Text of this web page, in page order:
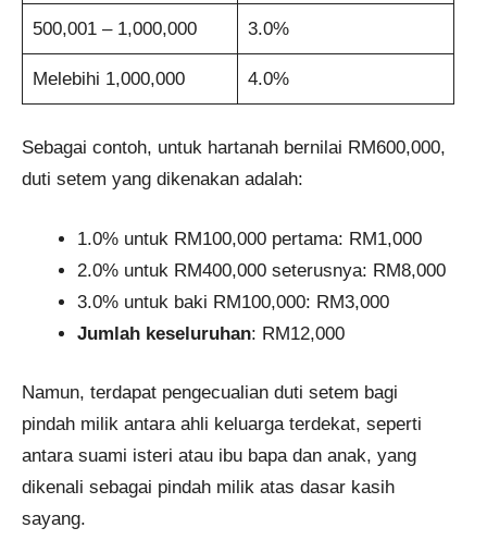
500,001 – 1,000,000 3.0%
Melebihi 1,000,000 4.0%
Sebagai contoh, untuk hartanah bernilai RM600,000,
duti setem yang dikenakan adalah:
1.0% untuk RM100,000 pertama: RM1,000
2.0% untuk RM400,000 seterusnya: RM8,000
3.0% untuk baki RM100,000: RM3,000
Jumlah keseluruhan: RM12,000
Namun, terdapat pengecualian duti setem bagi
pindah milik antara ahli keluarga terdekat, seperti
antara suami isteri atau ibu bapa dan anak, yang
dikenali sebagai pindah milik atas dasar kasih
sayang.